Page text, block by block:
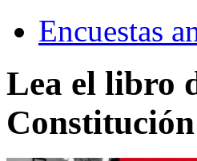
Encuestas
Lea el libro
Constitución